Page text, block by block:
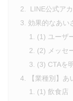
LINE公式ア
効果的なあい
(1) ユーザ
(2) メッセ
(3) CTAを
【業種別】
(1) 飲食店